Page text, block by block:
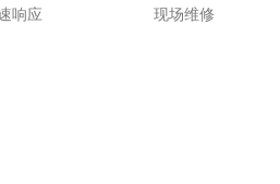
响应
现场维修